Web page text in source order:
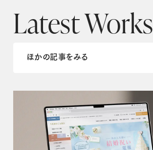
Latest Works
ほかの記事をみる